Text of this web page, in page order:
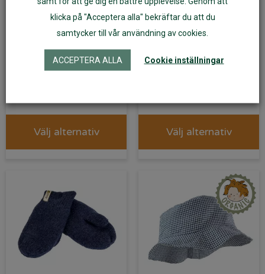
merinoull 2-pack
blå/ullvita
Välj alternativ Välj alternativ
klicka på "Acceptera alla" bekräftar du att du
samtycker till vår användning av cookies.
ACCEPTERA ALLA Cookie inställningar